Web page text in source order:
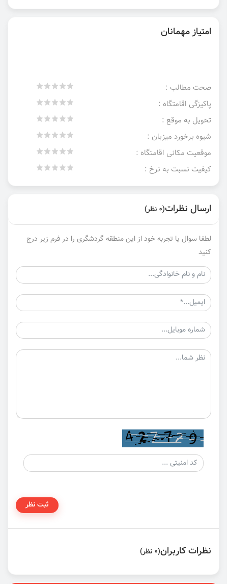
امتیاز مهمانان
صحت مطالب :
پاکیزگی اقامتگاه :
تحویل به موقع :
شیوه برخورد میزبان :
موقعیت مکانی اقامتگاه :
کیفیت نسبت به نرخ :
ارسال نظرات(0 نظر)
لطفا سوال یا تجربه خود از این منطقه گردشگری را در فرم زیر درج
کنید
ثبت نظر
نظرات کاربران(0 نظر)